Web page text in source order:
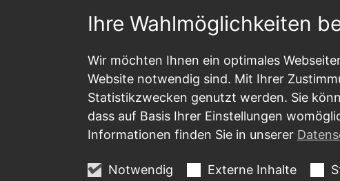
Ihre Wahlmöglichkeiten
Wir möchten Ihnen ein optimales
Website notwendig sind. Mit Ihrer
Statistikzwecken genutzt werden. Sie
dass auf Basis Ihrer Einstellungen
Informationen finden Sie in unserer
Notwendig Externe Inhalte